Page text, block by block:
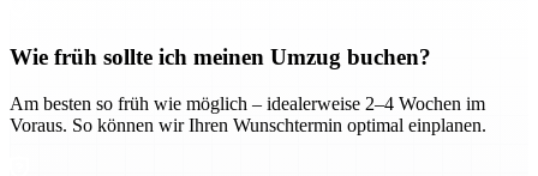
Wie früh sollte ich meinen Umzug buchen?
Am besten so früh wie möglich – idealerweise 2–4 Wochen im
Voraus. So können wir Ihren Wunschtermin optimal einplanen.